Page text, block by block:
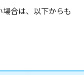
合は、以下からも